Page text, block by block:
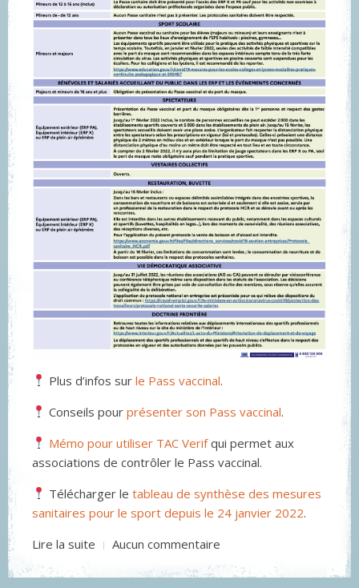
Plus d’infos surle Pass vaccinal.
Conseils pourprésenter son Pass vaccinal.
Mémo pour utiliser TAC Verifqui permet aux
associations de contrôler le Pass vaccinal.
Télécharger letableau de synthèse des mesures
sanitaires pour le sport depuis le 24 janvier 2022.
Lire la suite
Aucun commentaire